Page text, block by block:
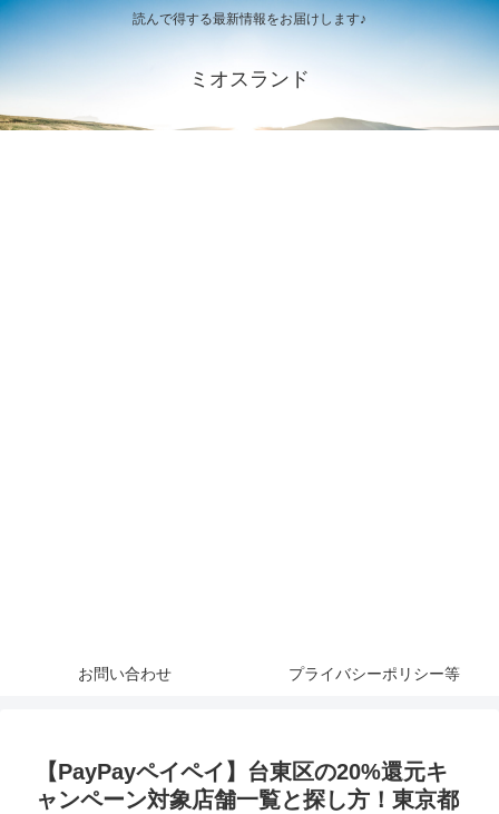
読んで得する最新情報をお届けします♪
ミオスランド
お問い合わせ プライバシーポリシー等
【PayPayペイペイ】台東区の20%還元キ
ャンペーン対象店舗一覧と探し方！東京都